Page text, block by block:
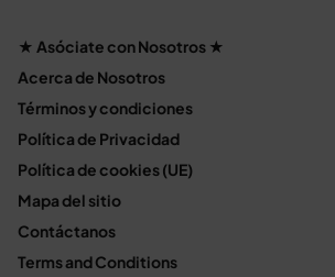
★ Asóciate con Nosotros ★
Acerca de Nosotros
Términos y condiciones
Política de Privacidad
Política de cookies (UE)
Mapa del sitio
Contáctanos
Terms and Conditions